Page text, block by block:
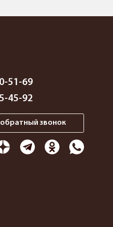
51-69
45-92
обратный звонок